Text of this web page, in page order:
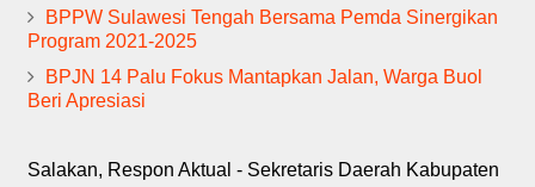
BPPW Sulawesi Tengah Bersama Pemda Sinergikan
Program 2021-2025
BPJN 14 Palu Fokus Mantapkan Jalan, Warga Buol
Beri Apresiasi
Salakan, Respon Aktual - Sekretaris Daerah Kabupaten